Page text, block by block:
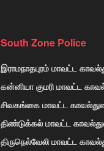
South Zone Police
இராமநாதபுரம் மாவட்ட
கன்னியா குமரி மாவட்ட
சிவகங்கை மாவட்ட
திண்டுக்கல் மாவட்ட
திருநெல்வேலி மாவட்ட